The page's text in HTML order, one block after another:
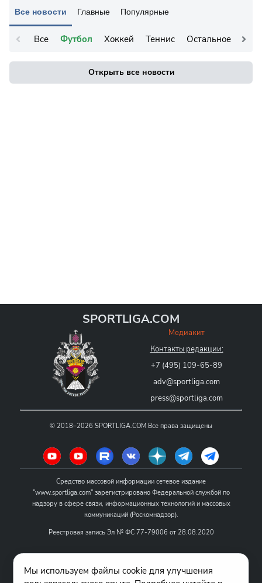
Все новости Главные Популярные
Все Футбол Хоккей Теннис Остальное
Открыть все новости
SPORTLIGA.COM
Медиакит
Контакты редакции:
+7 (495) 109-65-89
adv@sportliga.com
press@sportliga.com
© 2018–2026 SPORTLIGA.COM Все права защищены
Средство массовой информации сетевое издание
"www.sportliga.com" зарегистрировано Федеральной службой по
надзору в сфере связи, информационных технологий и массовых
коммуникаций (Роскомнадзор).
Реестровая запись Эл № ФС 77-79006 от 28.08.2020
Название - www.sportliga.com
Учредитель СМИ сетевого издания "www.sportliga.com": ИП Чамин
Мы используем файлы cookie для улучшения